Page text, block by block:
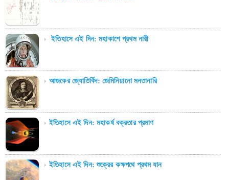
ইতিহাসে এই দিন: মহাকাশে প্রথম নারী
আজকের জ্যোতির্বিদ: জেমিনিয়ানো মনতানারি
ইতিহাসে এই দিন: মহাকর্ষ বক্রতার প্রমাণ
ইতিহাসে এই দিন: শুক্রের কক্ষপথে প্রথম যান